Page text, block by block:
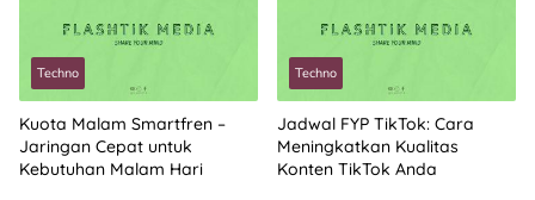
Techno
Kuota Malam Smartfren –
Jaringan Cepat untuk
Kebutuhan Malam Hari
Techno
Jadwal FYP TikTok: Cara
Meningkatkan Kualitas
Konten TikTok Anda